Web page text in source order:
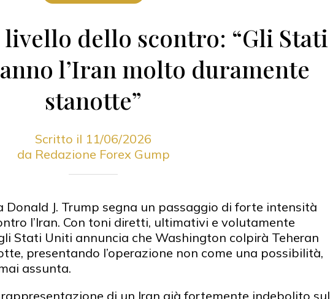
dello scontro: “Gli Stati
l’Iran molto duramente
stanotte”
Scritto il 11/06/2026
da Redazione Forex Gump
J. Trump segna un passaggio di forte intensità
l’Iran. Con toni diretti, ultimativi e volutamente
Stati Uniti annuncia che Washington colpirà Teheran
presentando l’operazione non come una possibilità,
assunta.
rappresentazione di un Iran già fortemente indebolito sul